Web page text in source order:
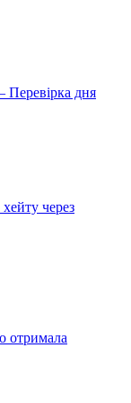
Перевірка дня
через
отримала